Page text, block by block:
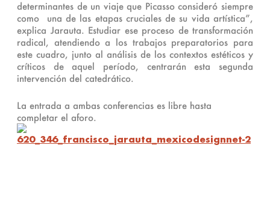
determinantes de un viaje que Picasso consideró siempre
como una de las etapas cruciales de su vida artística”,
explica Jarauta. Estudiar ese proceso de transformación
radical, atendiendo a los trabajos preparatorios para
este cuadro, junto al análisis de los contextos estéticos y
críticos de aquel período, centrarán esta segunda
intervención del catedrático.
La entrada a ambas conferencias es libre hasta
completar el aforo.